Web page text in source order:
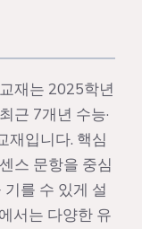
재는 2025학년
근 7개년 수능·
재입니다. 핵심
스 문항을 중심
를 수 있게 설
서는 다양한 유